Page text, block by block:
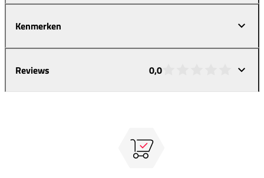
Kenmerken
Reviews 0,0